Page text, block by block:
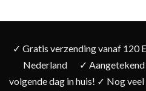
✓ Gratis verzending vanaf 120
Nederland
✓ Aangetekend
volgende dag in huis! ✓ Nog